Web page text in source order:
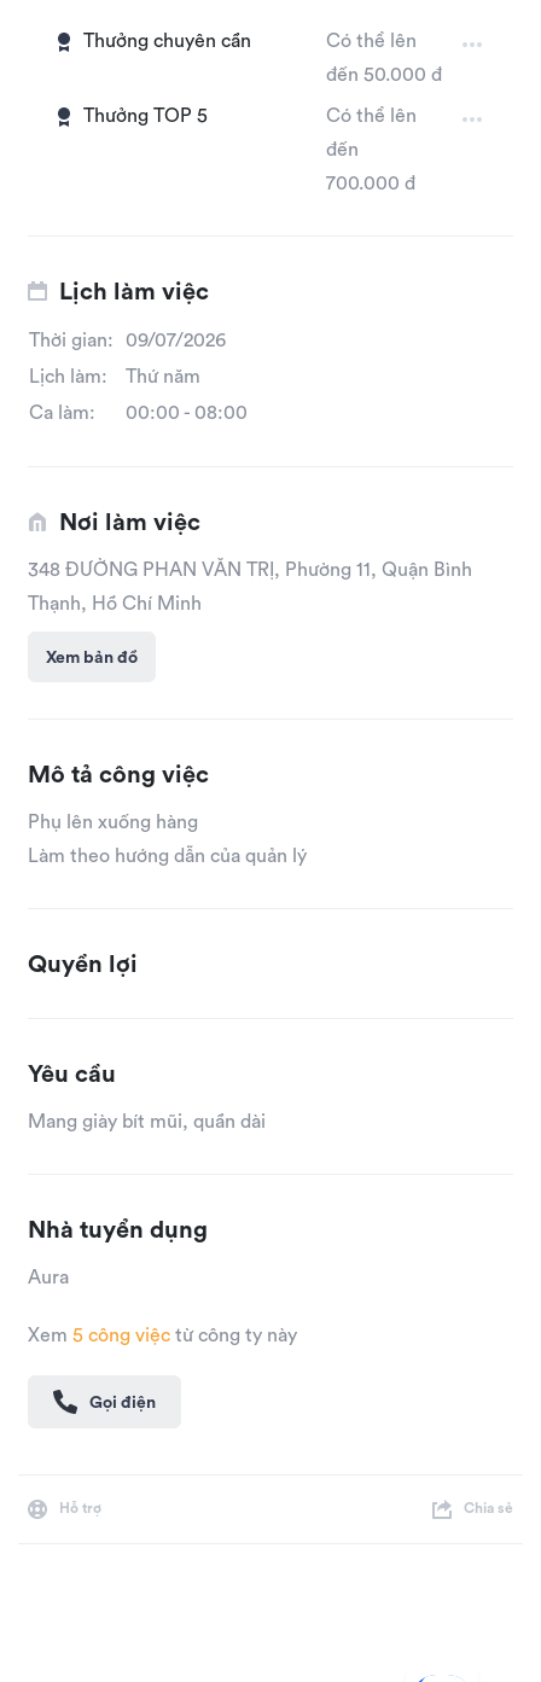
Thưởng chuyên cần
Có thể lên
đến 50.000 đ
Thưởng TOP 5
Có thể lên
đến
700.000 đ
Lịch làm việc
Thời gian: 09/07/2026
Lịch làm:
Thứ năm
Ca làm:
00:00 - 08:00
Nơi làm việc
348 ĐƯỜNG PHAN VĂN TRỊ, Phường 11, Quận Bình
Thạnh, Hồ Chí Minh
Xem bản đồ
Mô tả công việc
Phụ lên xuống hàng
Làm theo hướng dẫn của quản lý
Quyền lợi
Yêu cầu
Mang giày bít mũi, quần dài
Nhà tuyển dụng
Aura
Xem 5 công việc từ công ty này
Gọi điện
Hỗ trợ Chia sẻ